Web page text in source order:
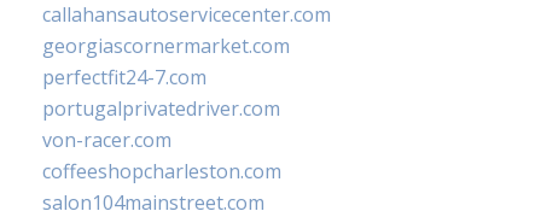
callahansautoservicecenter.com
georgiascornermarket.com
perfectfit24-7.com
portugalprivatedriver.com
von-racer.com
coffeeshopcharleston.com
salon104mainstreet.com